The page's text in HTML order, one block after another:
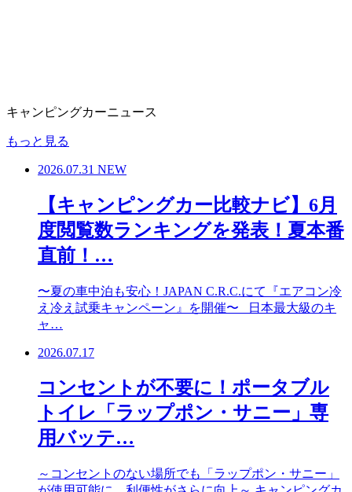
キャンピングカーニュース
もっと見る
2026.07.31 NEW
【キャンピングカー比較ナビ】6月
度閲覧数ランキングを発表！夏本番
直前！…
〜夏の車中泊も安心！JAPAN C.R.C.にて『エアコン冷
え冷え試乗キャンペーン』を開催〜 日本最大級のキ
ャ…
2026.07.17
コンセントが不要に！ポータブル
トイレ「ラップポン・サニー」専
用バッテ…
～コンセントのない場所でも「ラップポン・サニー」